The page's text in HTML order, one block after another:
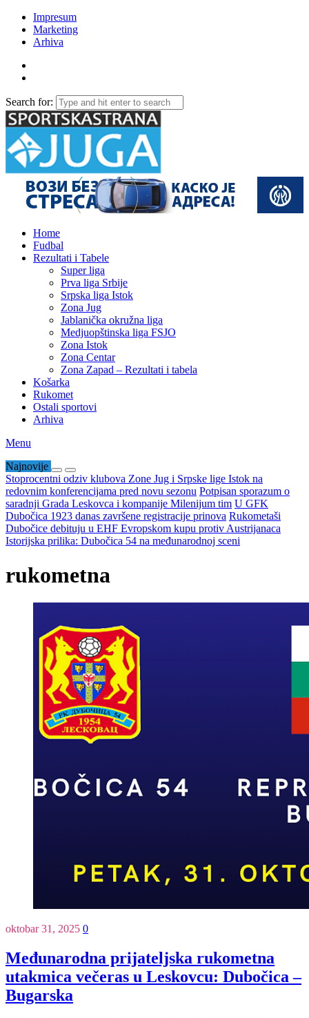
Impresum
Marketing
Arhiva
Search for:
Home
Fudbal
Rezultati i Tabele
Super liga
Prva liga Srbije
Srpska liga Istok
Zona Jug
Jablanička okružna liga
Medjuopštinska liga FSJO
Zona Istok
Zona Centar
Zona Zapad – Rezultati i tabela
Košarka
Rukomet
Ostali sportovi
Arhiva
Menu
Najnovije
Stoprocentni odziv klubova Zone Jug i Srpske lige Istok na
redovnim konferencijama pred novu sezonu Potpisan sporazum o
saradnji Grada Leskovca i kompanije Milenijum tim U GFK
Dubočica 1923 danas završene registracije prinova Rukometaši
Dubočice debituju u EHF Evropskom kupu protiv Austrijanaca
Istorijska prilika: Dubočica 54 na međunarodnoj sceni
rukometna
oktobar 31, 2025 0
Međunarodna prijateljska rukometna
utakmica večeras u Leskovcu: Dubočica –
Bugarska